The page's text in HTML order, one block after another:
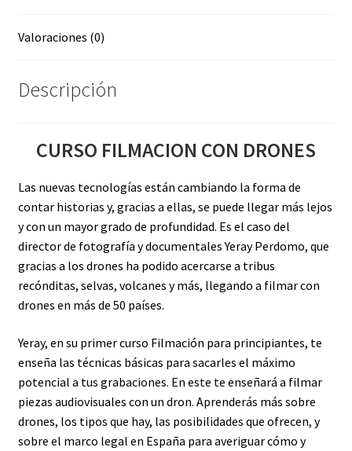
Valoraciones (0)
Descripción
CURSO FILMACION CON DRONES
Las nuevas tecnologías están cambiando la forma de
contar historias y, gracias a ellas, se puede llegar más lejos
y con un mayor grado de profundidad. Es el caso del
director de fotografía y documentales Yeray Perdomo, que
gracias a los drones ha podido acercarse a tribus
recónditas, selvas, volcanes y más, llegando a filmar con
drones en más de 50 países.
Yeray, en su primer curso Filmación para principiantes, te
enseña las técnicas básicas para sacarles el máximo
potencial a tus grabaciones. En este te enseñará a filmar
piezas audiovisuales con un dron. Aprenderás más sobre
drones, los tipos que hay, las posibilidades que ofrecen, y
sobre el marco legal en España para averiguar cómo y